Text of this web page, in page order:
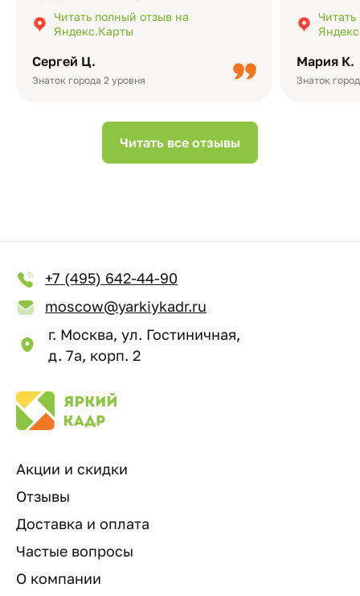
Сергей Ц.
Знаток города 2 уровня
подчёркивает значимость события.
Качество альбомов на высшем уровне:
Читать полный отзыв на
Яндекс.Карты
Мария К.
Знаток
добавить
видео с
Читать все отзывы
+7 (495) 642-44-90
moscow@yarkiykadr.ru
г. Москва, ул. Гостиничная,
д. 7а, корп. 2
Акции и скидки
Отзывы
Доставка и оплата
Частые вопросы
О компании